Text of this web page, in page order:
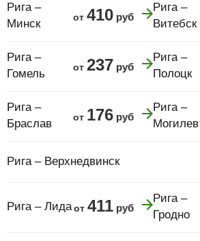
Рига –
Минск
от 410 руб
Рига –
Витебск
Рига –
Гомель
от 237 руб
Рига –
Полоцк
Рига –
Браслав
от 176 руб
Рига –
Могилев
Рига – Верхнедвинск
Рига – Лидаот 411 руб
Рига –
Гродно